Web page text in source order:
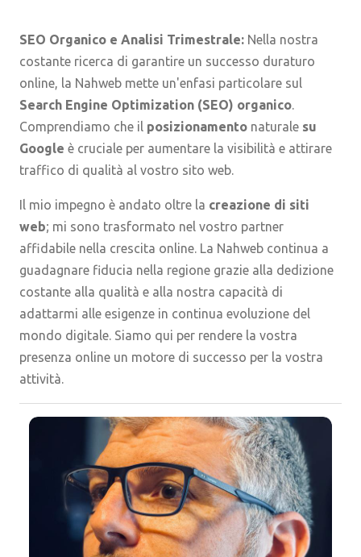
SEO Organico e Analisi Trimestrale: Nella nostra
costante ricerca di garantire un successo duraturo
online, la Nahweb mette un'enfasi particolare sul
Search Engine Optimization (SEO) organico.
Comprendiamo che il posizionamento naturale su
Google è cruciale per aumentare la visibilità e attirare
traffico di qualità al vostro sito web.
Il mio impegno è andato oltre la creazione di siti
web; mi sono trasformato nel vostro partner
affidabile nella crescita online. La Nahweb continua a
guadagnare fiducia nella regione grazie alla dedizione
costante alla qualità e alla nostra capacità di
adattarmi alle esigenze in continua evoluzione del
mondo digitale. Siamo qui per rendere la vostra
presenza online un motore di successo per la vostra
attività.